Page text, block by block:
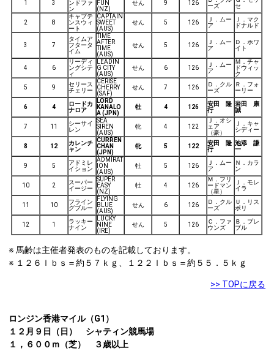
1 3
ンドファ
ン
FUN
(NZ)
せん 9 126
ーズ
セ
2 8
キャプテ
ンスウィ
ート
CAPTAIN
SWEET
(AUS)
せん 5 126
Ｊ．ムー
ア
Ｊ．マク
ドナルド
3 7
タイムア
フタータ
イム
TIME
AFTER
TIME
(AUS)
せん 5 126
Ｊ．ムー
ア
Ｄ．ホワ
イト
4 6
リーディ
ングシテ
ィ
LEADIN
G CITY
(AUS)
せん 6 126
Ｊ．ムー
ア
Ｍ．チャ
ドウィッ
ク
5
9
セリース
チェリー
CERISE
CHERRY
(SAF)
せん 7 126
Ｄ．クル
ーズ
Ｒ．フォ
ーリー
6 4
ロードカ
ナロア
LORD
KANALO
A (JPN)
牡 4 126
安田 隆
行
岩田 康
誠
7 11
シーサイ
レン
SEA
SIREN
(AUS)
牝 4 122
Ｊ．オシ
ェア
（豪）
Ｊ．キャ
シディー
8 12
カレンチ
ャン
CURREN
CHAN
(JPN)
牝 5 122
安田 隆
行
池添 謙
一
9 5
アドミレ
イション
ADMIRAT
ION
(AUS)
牡 5 126
Ｊ．ムー
ア
Ｎ．カラ
ン
10 2
スーパー
イージー
SUPER
EASY
(NZ)
牡 4 126
Ｍ．フリ
ードマン
（星）
Ｊ．モレ
イラ
11 10
フライン
グブルー
FLYING
BLUE
(AUS)
せん 6 126
Ｄ．クル
ーズ
Ｕ．リス
ポリ
12 1
ラッキー
ナイン
LUCKY
NINE
(IRE)
せん 5 126
Ｃ．ファ
ウンズ
Ｂ．プレ
ブル
※ 馬齢は主催者発表のものを記載しております。
※ １２６ｌｂｓ＝約５７ｋｇ、１２２ｌｂｓ＝約５５．５ｋｇ
>> TOPに戻る
ロンジン香港マイル（G1）
１２月９日（日） シャティン競馬場
１，６００ｍ（芝） ３歳以上